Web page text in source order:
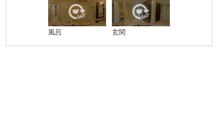
風呂 玄関